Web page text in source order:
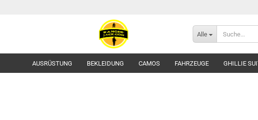
Alle
AUSRÜSTUNG BEKLEIDUNG CAMOS FAHRZEUGE GHILLIE